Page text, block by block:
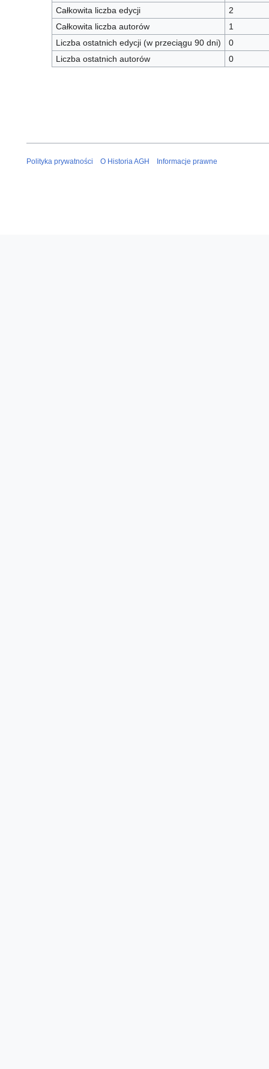
Całkowita liczba edycji
2
Całkowita liczba autorów
1
Liczba ostatnich edycji (w przeciągu 90 dni)
0
Liczba ostatnich autorów
0
Polityka prywatności O Historia AGH Informacje prawne